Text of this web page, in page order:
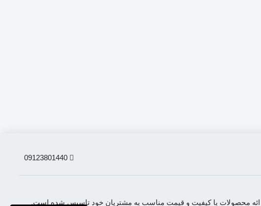
09123801440
ارائه محصولات با کیفیت و قیمت مناسب به مشتریان خود تاسیس شده است.